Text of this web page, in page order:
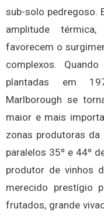
sub-solo pedregoso.
amplitude
favorecem o
complexos.
plantadas em
Marlborough se
maior e mais
zonas produtoras da
paralelos 35º e 44º
produtor de vinhos
merecido prestígio
frutados, grande